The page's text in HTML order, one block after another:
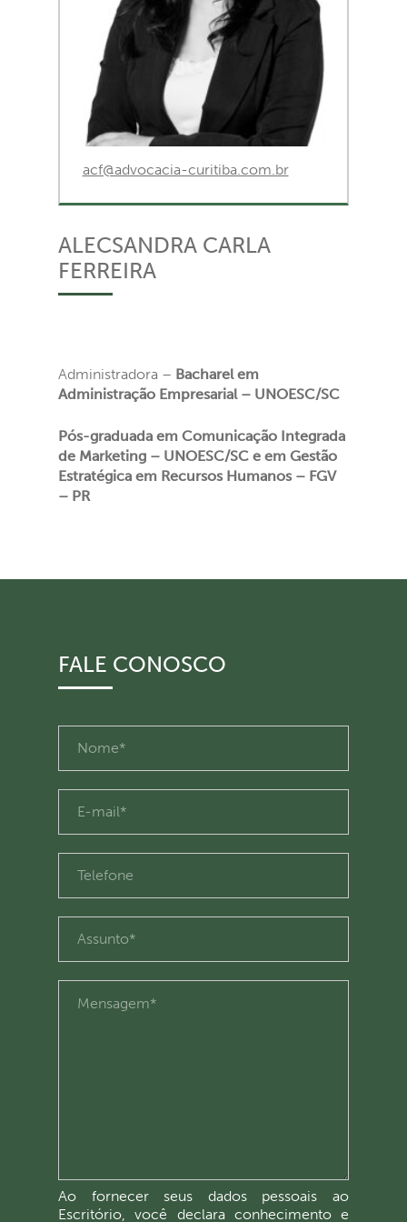
acf@advocacia-curitiba.com.br
ALECSANDRA CARLA
FERREIRA
Administradora – Bacharel em
Administração Empresarial – UNOESC/SC
Pós-graduada em Comunicação Integrada
de Marketing – UNOESC/SC e em Gestão
Estratégica em Recursos Humanos – FGV
– PR
FALE CONOSCO
Ao fornecer seus dados pessoais ao
Escritório, você declara conhecimento e